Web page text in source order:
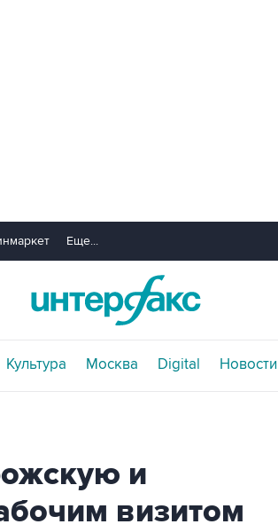
Еще...
Культура Москва Digital Новости
и
визитом